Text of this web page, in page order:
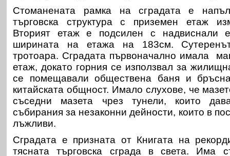
Стоманената рамка на сградата е
търговска структура с приземен етаж
Вторият етаж е подсилен с надвиснали
ширината на етажа на 183см.
тротоара. Сградата първоначално имала
етаж, докато горния се използвал за
се помещавали обществена баня и
китайската общност. Имало слухове, че
съседни мазета чрез тунели, които
събирания за незаконни дейности, които в
лъжливи.
Сградата е призната от Книгата на
тясната търговска сграда в света. Има